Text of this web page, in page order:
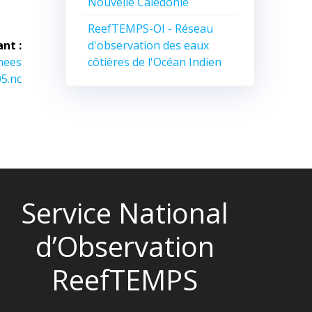
:
ReefTEMPS-OI - Réseau
d'observation des eaux
côtières de l'Océan Indien
Service National
d’Observation
ReefTEMPS